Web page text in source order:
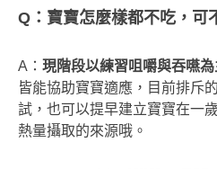
Q ：寶寶怎麼樣都不吃，可
A： 現階段以練習咀嚼與吞嚥為
皆能協助寶寶適應，目前排斥
試，也可以提早建立寶寶在一
熱量攝取的來源哦。